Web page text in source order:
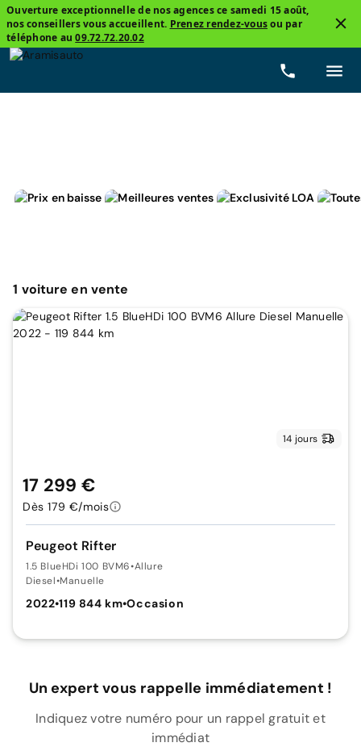
Ouverture exceptionnelle de nos agences ce samedi 15 août,
nos conseillers vous accueillent. Prenez rendez-vousou par
téléphone au09.72.72.20.02
Carburants
1 voitureen vente
14 jours
Peugeot Rifter
1.5 BlueHDi 100 BVM6•Allure
Diesel•Manuelle
2022•119 844 km•Occasion
17 299 €
Dès 179 €/mois
Un expert vous rappelle immédiatement !
Indiquez votre numéro pour un rappel gratuit et
immédiat